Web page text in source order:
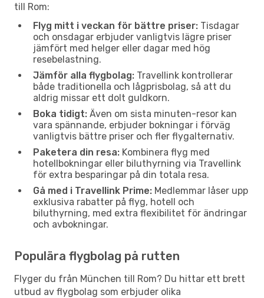
till Rom:
Flyg mitt i veckan för bättre priser: Tisdagar
och onsdagar erbjuder vanligtvis lägre priser
jämfört med helger eller dagar med hög
resebelastning.
Jämför alla flygbolag: Travellink kontrollerar
både traditionella och lågprisbolag, så att du
aldrig missar ett dolt guldkorn.
Boka tidigt: Även om sista minuten-resor kan
vara spännande, erbjuder bokningar i förväg
vanligtvis bättre priser och fler flygalternativ.
Paketera din resa: Kombinera flyg med
hotellbokningar eller biluthyrning via Travellink
för extra besparingar på din totala resa.
Gå med i Travellink Prime: Medlemmar låser upp
exklusiva rabatter på flyg, hotell och
biluthyrning, med extra flexibilitet för ändringar
och avbokningar.
Populära flygbolag på rutten
Flyger du från München till Rom? Du hittar ett brett
utbud av flygbolag som erbjuder olika